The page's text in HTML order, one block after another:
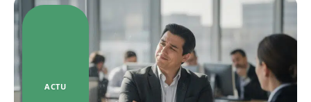
ACTU